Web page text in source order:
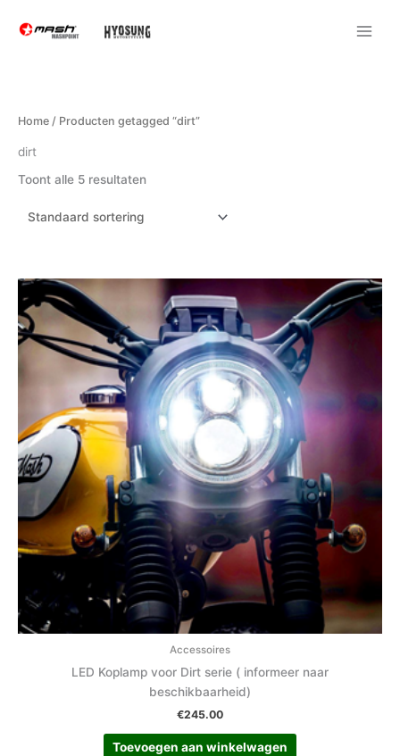
naar
Home / Producten getagged “dirt”
dirt
Toont alle 5 resultaten
Accessoires
LED Koplamp voor Dirt serie ( informeer naar
beschikbaarheid)
€245.00
Toevoegen aan winkelwagen